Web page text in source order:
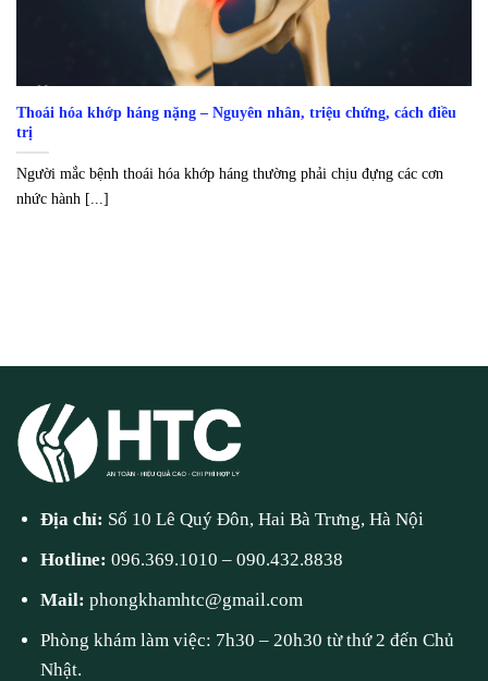
Thoái hóa khớp háng nặng – Nguyên nhân, triệu chứng, cách điều
trị
Người mắc bệnh thoái hóa khớp háng thường phải chịu đựng các cơn
nhức hành [...]
Địa chỉ: Số 10 Lê Quý Đôn, Hai Bà Trưng, Hà Nội
Hotline:096.369.1010 –090.432.8838
Mail:phongkhamhtc@gmail.com
Phòng khám làm việc: 7h30 – 20h30 từ thứ 2 đến Chủ
Nhật.